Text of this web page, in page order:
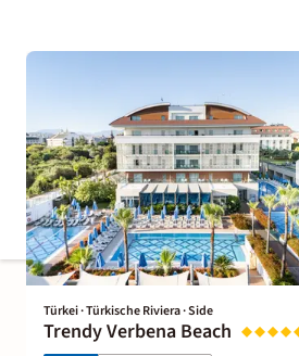
Türkei · Türkische Riviera · Side
Trendy Verbena Beach